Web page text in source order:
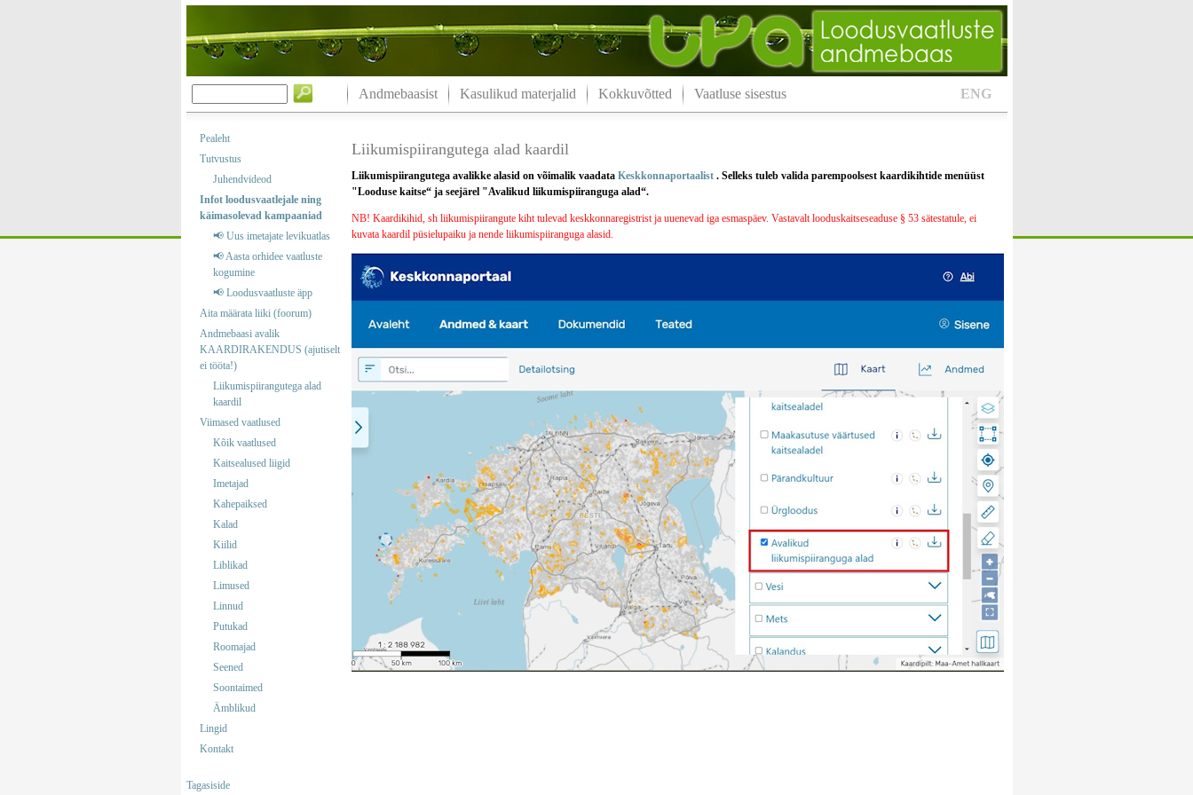
ENG
Andmebaasist Kasulikud materjalid Kokkuvõtted Vaatluse sisestus
Pealeht
Tutvustus
Juhendvideod
Infot loodusvaatlejale ning
käimasolevad kampaaniad
📢 Uus imetajate levikuatlas
📢 Aasta orhidee vaatluste
kogumine
📢 Loodusvaatluste äpp
Aita määrata liiki (foorum)
Andmebaasi avalik
KAARDIRAKENDUS (ajutiselt
ei tööta!)
Liikumispiirangutega alad
kaardil
Viimased vaatlused
Kõik vaatlused
Kaitsealused liigid
Imetajad
Kahepaiksed
Kalad
Kiilid
Liblikad
Limused
Linnud
Putukad
Roomajad
Seened
Soontaimed
Ämblikud
Lingid
Kontakt
Tagasiside
Liikumispiirangutega alad kaardil
Liikumispiirangutega avalikke alasid on võimalik vaadata Keskkonnaportaalist. Selleks tuleb valida parempoolsest kaardikihtide menüüst
"Looduse kaitse“ ja seejärel "Avalikud liikumispiiranguga alad“.
NB! Kaardikihid, sh liikumispiirangute kiht tulevad keskkonnaregistrist ja uuenevad iga esmaspäev. Vastavalt looduskaitseseaduse § 53 sätestatule, ei
kuvata kaardil püsielupaiku ja nende liikumispiiranguga alasid.